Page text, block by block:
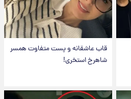
قاب عاشقانه و پست متفاوت همسر
شاهرخ استخری!